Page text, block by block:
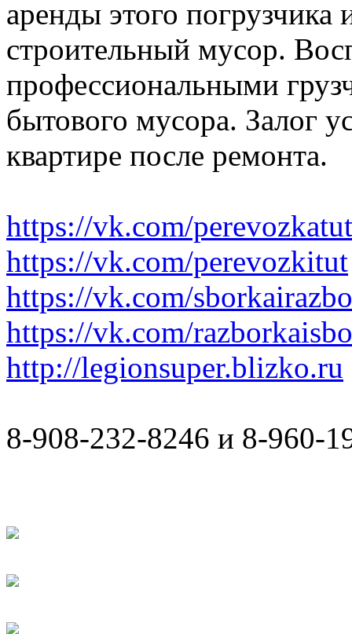
аренды этого
строительный мусор.
профессиональными
бытового мусора. Залог
квартире после ремонта.
https://vk.com/perevozkatut
https://vk.com/perevozkitut
https://vk.com/
https://vk.com/
http://legionsuper.blizko.ru
8-908-232-8246 и 8-960-